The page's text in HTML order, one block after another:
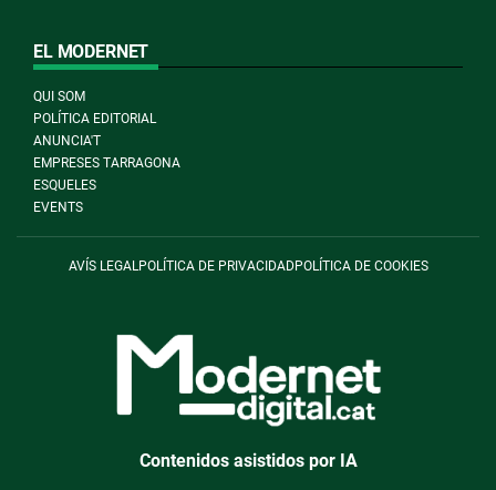
EL MODERNET
QUI SOM
POLÍTICA EDITORIAL
ANUNCIA'T
EMPRESES TARRAGONA
ESQUELES
EVENTS
AVÍS LEGAL POLÍTICA DE PRIVACIDADPOLÍTICA DE COOKIES
Contenidos asistidos por IA